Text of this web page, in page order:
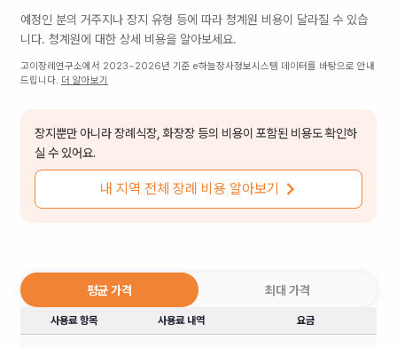
예정인 분의 거주지나 장지 유형 등에 따라 청계원 비용이 달라질 수 있습
니다. 청계원에 대한 상세 비용을 알아보세요.
고이장례연구소에서 2023~2026년 기준 e하늘장사정보시스템 데이터를 바탕으로 안내
드립니다. 더 알아보기
장지뿐만 아니라 장례식장, 화장장 등의 비용이 포함된 비용도 확인하
실 수 있어요.
내 지역 전체 장례 비용 알아보기
평균 가격 최대 가격
사용료 항목 사용료 내역 요금